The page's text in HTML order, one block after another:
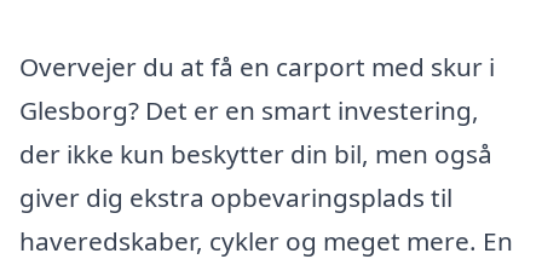
Overvejer du at få en carport med skur i
Glesborg? Det er en smart investering,
der ikke kun beskytter din bil, men også
giver dig ekstra opbevaringsplads til
haveredskaber, cykler og meget mere. En